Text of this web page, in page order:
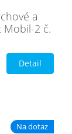
a
Mobil-2 č.
Detail
Na dotaz